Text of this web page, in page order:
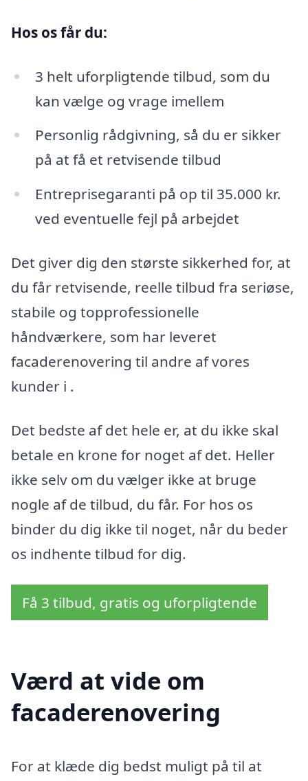
Hos os får du:
3 helt uforpligtende tilbud, som du
kan vælge og vrage imellem
Personlig rådgivning, så du er sikker
på at få et retvisende tilbud
Entreprisegaranti på op til 35.000 kr.
ved eventuelle fejl på arbejdet
Det giver dig den største sikkerhed for, at
du får retvisende, reelle tilbud fra seriøse,
stabile og topprofessionelle
håndværkere, som har leveret
facaderenovering til andre af vores
kunder i .
Det bedste af det hele er, at du ikke skal
betale en krone for noget af det. Heller
ikke selv om du vælger ikke at bruge
nogle af de tilbud, du får. For hos os
binder du dig ikke til noget, når du beder
os indhente tilbud for dig.
Få 3 tilbud, gratis og uforpligtende
Værd at vide om
facaderenovering
For at klæde dig bedst muligt på til at